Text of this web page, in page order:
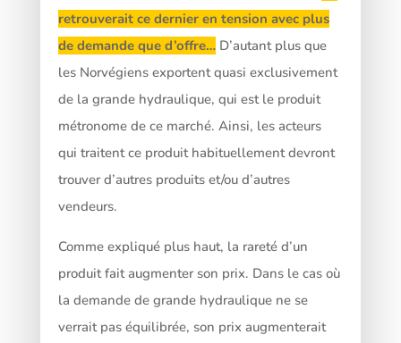
retrouverait ce dernier en tension avec plus
de demande que d’offre…D’autant plus que
les Norvégiens exportent quasi exclusivement
de la grande hydraulique, qui est le produit
métronome de ce marché. Ainsi, les acteurs
qui traitent ce produit habituellement devront
trouver d’autres produits et/ou d’autres
vendeurs.
Comme expliqué plus haut, la rareté d’un
produit fait augmenter son prix. Dans le cas où
la demande de grande hydraulique ne se
verrait pas équilibrée, son prix augmenterait